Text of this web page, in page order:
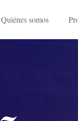
Quiénes somos